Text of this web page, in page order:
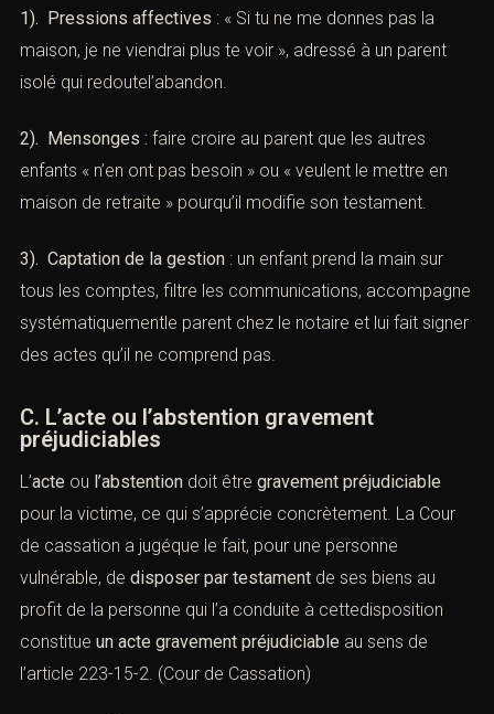
1). Pressions affectives : « Si tu ne me donnes pas la
maison, je ne viendrai plus te voir », adressé à un parent
isolé qui redoutel’abandon.
2). Mensonges : faire croire au parent que les autres
enfants « n’en ont pas besoin » ou « veulent le mettre en
maison de retraite » pourqu’il modifie son testament.
3). Captation de la gestion : un enfant prend la main sur
tous les comptes, filtre les communications, accompagne
systématiquementle parent chez le notaire et lui fait signer
des actes qu’il ne comprend pas.
C. L’acte ou l’abstention gravement
préjudiciables
L’acte ou l’abstention doit être gravement préjudiciable
pour la victime, ce qui s’apprécie concrètement. La Cour
de cassation a jugéque le fait, pour une personne
vulnérable, de disposer par testament de ses biens au
profit de la personne qui l’a conduite à cettedisposition
constitue un acte gravement préjudiciable au sens de
l’article 223-15-2. (Cour de Cassation)